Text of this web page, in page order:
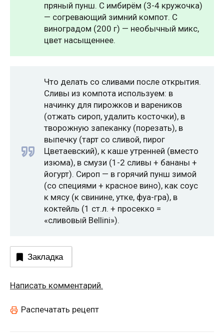
пряный пунш. С имбирём (3-4 кружочка)
— согревающий зимний компот. С
виноградом (200 г) — необычный микс,
цвет насыщеннее.
Что делать со сливами после открытия.
Сливы из компота используем: в
начинку для пирожков и вареников
(отжать сироп, удалить косточки), в
творожную запеканку (порезать), в
выпечку (тарт со сливой, пирог
Цветаевский), к каше утренней (вместо
изюма), в смузи (1-2 сливы + бананы +
йогурт). Сироп — в горячий пунш зимой
(со специями + красное вино), как соус
к мясу (к свинине, утке, фуа-гра), в
коктейль (1 ст.л. + просекко =
«сливовый Bellini»).
Закладка
Написать комментарий.
Распечатать рецепт